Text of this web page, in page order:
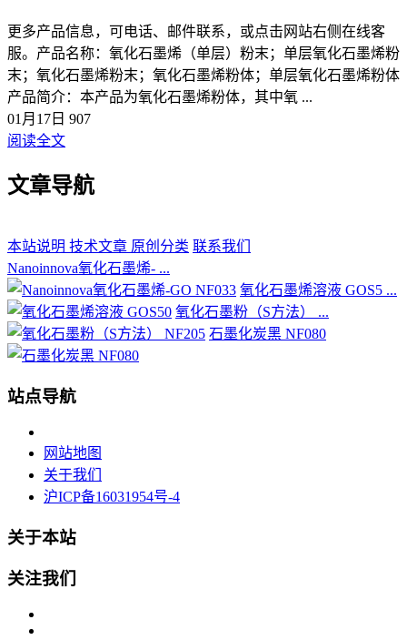
更多产品信息，可电话、邮件联系，或点击网站右侧在线客
服。产品名称：氧化石墨烯（单层）粉末；单层氧化石墨烯粉
末；氧化石墨烯粉末；氧化石墨烯粉体；单层氧化石墨烯粉体
产品简介：本产品为氧化石墨烯粉体，其中氧 ...
01月17日 907
阅读全文
文章导航
本站说明 技术文章 原创分类 联系我们
Nanoinnova氧化石墨烯- ...
氧化石墨烯溶液 GOS5 ...
氧化石墨粉（S方法） ...
石墨化炭黑 NF080
站点导航
网站地图
关于我们
沪ICP备16031954号-4
关于本站
关注我们